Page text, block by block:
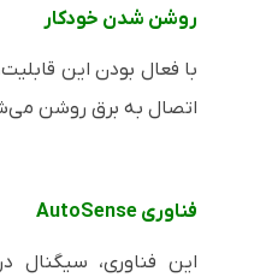
روشن شدن خودکار
با فعال بودن این
اتصال به برق روشن
فناوری AutoSense
این فناوری، سیگنال